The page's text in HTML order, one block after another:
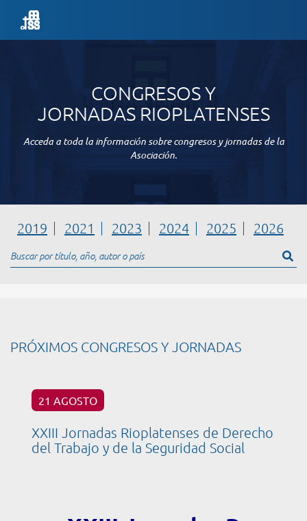
CONGRESOS Y
JORNADAS RIOPLATENSES
Acceda a toda la información sobre congresos y jornadas de la
Asociación.
2019 2021 2023 2024 2025 2026
PRÓXIMOS CONGRESOS Y JORNADAS
21 AGOSTO
XXIII Jornadas Rioplatenses de Derecho
del Trabajo y de la Seguridad Social